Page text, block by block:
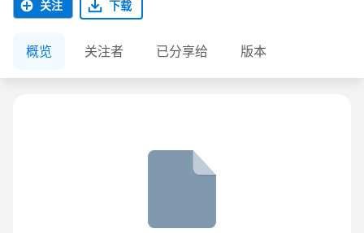
关注 下载
概览 关注者 已分享给 版本